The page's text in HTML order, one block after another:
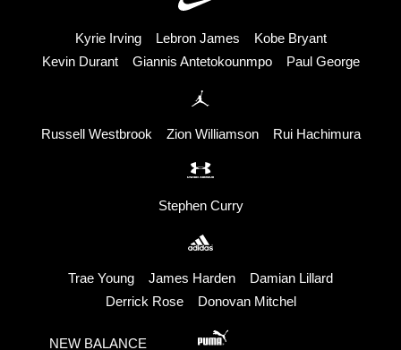
Kyrie Irving Lebron James
Kobe Bryant
Kevin Durant
Giannis Antetokounmpo Paul George
Russell Westbrook Zion Williamson Rui Hachimura
Stephen Curry
Trae Young James Harden
Damian Lillard
Derrick Rose
Donovan Mitchel
NEW BALANCE